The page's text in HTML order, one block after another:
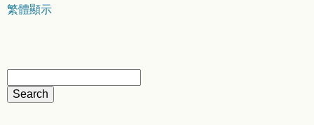
繁體顯示